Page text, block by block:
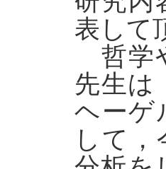
表して
哲学
先生は
ヘーゲ
して